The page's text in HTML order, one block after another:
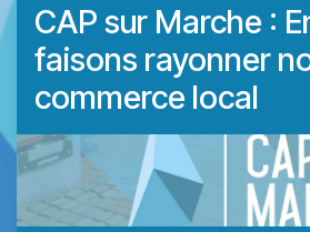
CAP sur Marche :
faisons rayonner
commerce local